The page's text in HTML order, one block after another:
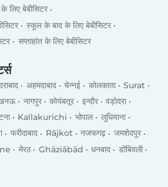
के लिए बेबीसिटर
स्कूल के बाद के लिए बेबीसिटर
सप्ताहांत के लिए बेबीसिटर
अहमदाबाद चेन्नई कोलकाता
Surat
नागपुर कोयंबतूर इन्दौर
वड़ोदरा
Kallakurichi भोपाल
लुधियाना
फरीदाबाद Rājkot नजफगढ़
जमशेदपुर
मेरठ Ghāziābād धनबाद
डोंबिवली